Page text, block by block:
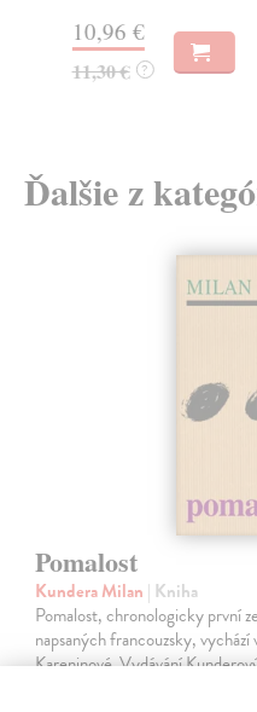
10,96 €
11,30 € ?
Ďalšie z
Pomalost
Kundera Milan | Kniha
Pomalost, chronologicky první
napsaných francouzsky,
Kareninové. Vydávání